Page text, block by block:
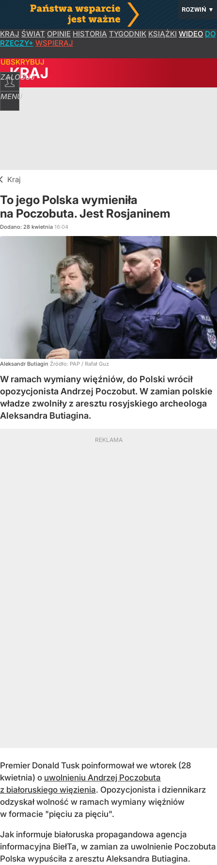
ROZWIŃ ▼
KRAJ ŚWIAT OPINIE HISTORIA TYGODNIK KSIĄŻKI WIDEO DO
RZECZY+ WSPIERAJ
ZALOGUJ
MENU
KRAJ
Kraj
To jego Polska wymieniła
na Poczobuta. Jest Rosjaninem
Dodano: 28 kwietnia 16:04
Aleksandr Butiagin Źródło: PAP / Rafał Guz
W ramach wymiany więźniów, do Polski wrócił
opozycjonista Andrzej Poczobut. W zamian polskie
władze zwolniły z aresztu rosyjskiego archeologa
Aleksandra Butiagina.
Premier Donald Tusk poinformował we wtorek (28
kwietnia) o uwolnieniu Andrzej Poczobuta
z białoruskiego więzienia. Opozycjonista i dziennikarz
odzyskał wolność w ramach wymiany więźniów
w formacie "pięciu za pięciu".
Jak informuje białoruska propagandowa agencja
informacyjna BiełTa, w zamian za uwolnienie Poczobuta
Polska wypuściła z aresztu Aleksandra Butiagina.